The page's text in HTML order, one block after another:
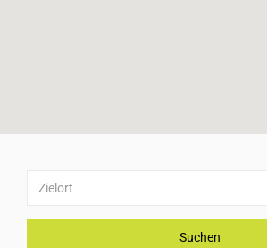
Suchen